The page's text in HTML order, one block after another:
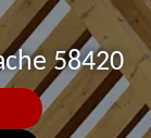
58420